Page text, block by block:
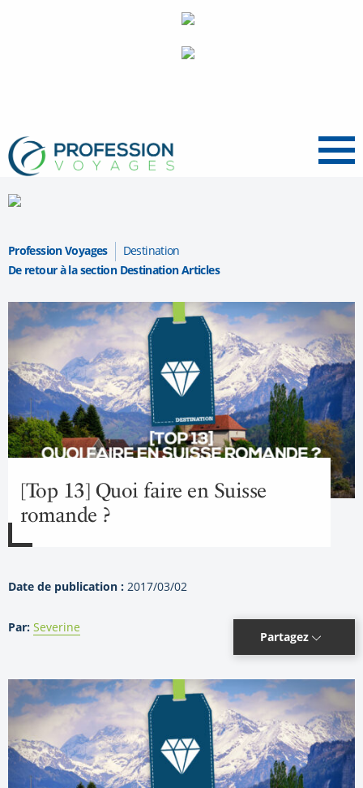
Menu
Profession Voyages
Destination
De retour à la section Destination Articles
[Top 13] Quoi faire en Suisse
romande ?
Date de publication : 2017/03/02
Par: Severine
Partagez